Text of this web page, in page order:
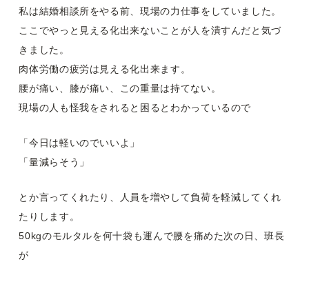
私は結婚相談所をやる前、現場の力仕事をしていました。
ここでやっと見える化出来ないことが人を潰すんだと気づ
きました。
肉体労働の疲労は見える化出来ます。
腰が痛い、膝が痛い、この重量は持てない。
現場の人も怪我をされると困るとわかっているので
「今日は軽いのでいいよ」
「量減らそう」
とか言ってくれたり、人員を増やして負荷を軽減してくれ
たりします。
50kgのモルタルを何十袋も運んで腰を痛めた次の日、班長
が